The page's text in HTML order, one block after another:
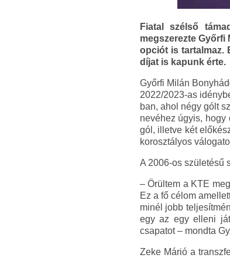
Fiatal szélső
megszerezte Győrfi
opciót is tartalmaz.
díjat is kapunk érte.
Győrfi Milán
2022/2023-as
ban, ahol négy gólt
nevéhez úgyis, hogy
gól, illetve két
korosztályos
A 2006-os születésű
– Örültem a KTE
Ez a fő célom
minél jobb
egy az egy elleni
csapatot – mondta
Zeke Márió a